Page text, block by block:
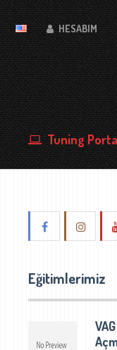
HESABIM
Tuning
Eğitimlerimiz